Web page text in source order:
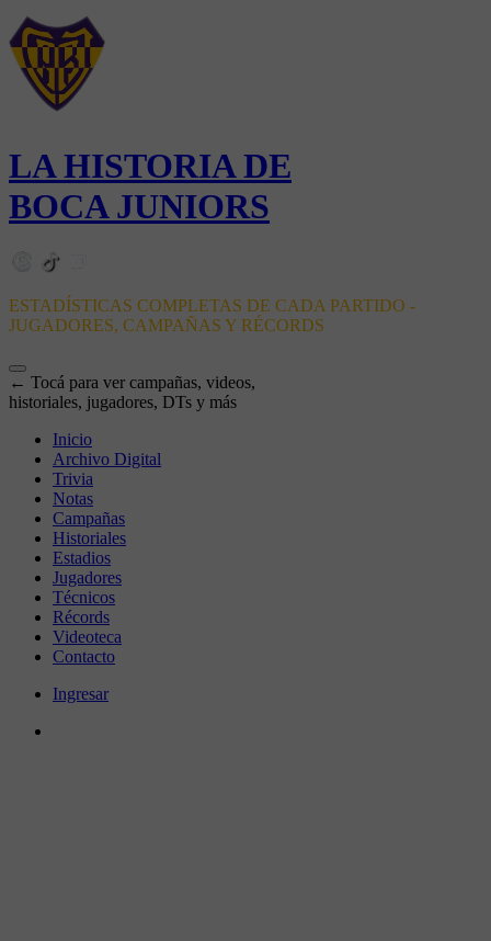
LA HISTORIA DE
BOCA JUNIORS
ESTADÍSTICAS COMPLETAS DE CADA PARTIDO -
JUGADORES, CAMPAÑAS Y RÉCORDS
← Tocá para ver campañas, videos,
historiales, jugadores, DTs y más
Inicio
Archivo Digital
Trivia
Notas
Campañas
Historiales
Estadios
Jugadores
Técnicos
Récords
Videoteca
Contacto
Ingresar